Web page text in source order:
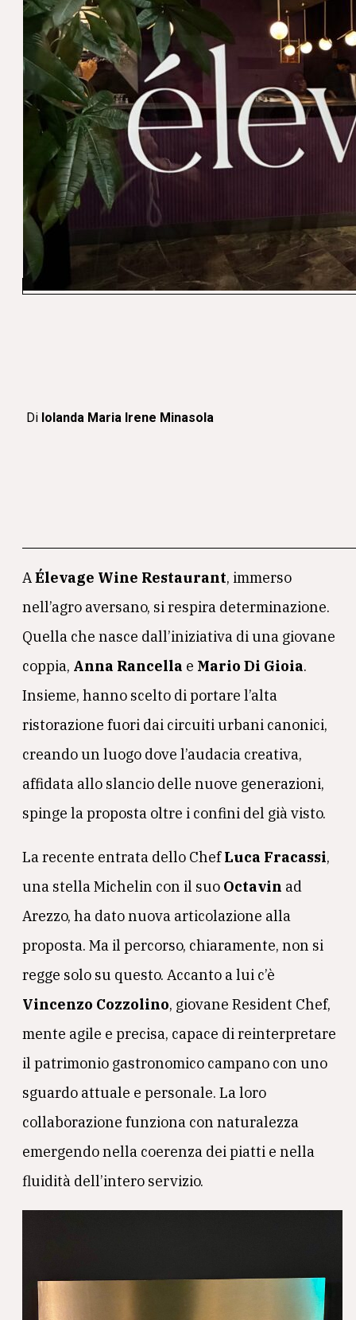
Di Iolanda Maria Irene Minasola
AÉlevage Wine Restaurant, immerso
nell’agro aversano, si respira determinazione.
Quella che nasce dall’iniziativa di una giovane
coppia, Anna Rancella e Mario Di Gioia.
Insieme, hanno scelto di portare l’alta
ristorazione fuori dai circuiti urbani canonici,
creando un luogo dove l’audacia creativa,
affidata allo slancio delle nuove generazioni,
spinge la proposta oltre i confini del già visto.
La recente entrata dello ChefLuca Fracassi,
una stella Michelin con il suo Octavin ad
Arezzo, ha dato nuova articolazione alla
proposta. Ma il percorso, chiaramente, non si
regge solo su questo. Accanto a lui c’è
Vincenzo Cozzolino, giovane Resident Chef,
mente agile e precisa, capace di reinterpretare
il patrimonio gastronomico campano con uno
sguardo attuale e personale. La loro
collaborazione funziona con naturalezza
emergendo nella coerenza dei piatti e nella
fluidità dell’intero servizio.